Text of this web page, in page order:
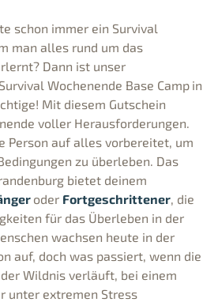
schon immer ein Survival
man alles rund um das
Dann ist unser
Wochenende Base Camp in
Mit diesem Gutschein
voller Herausforderungen.
Person auf alles vorbereitet, um
zu überleben. Das
bietet deinem
oder Fortgeschrittener , die
für das Überleben in der
wachsen heute in der
auf, doch was passiert, wenn die
Wildnis verläuft, bei einem
unter extremen Stress